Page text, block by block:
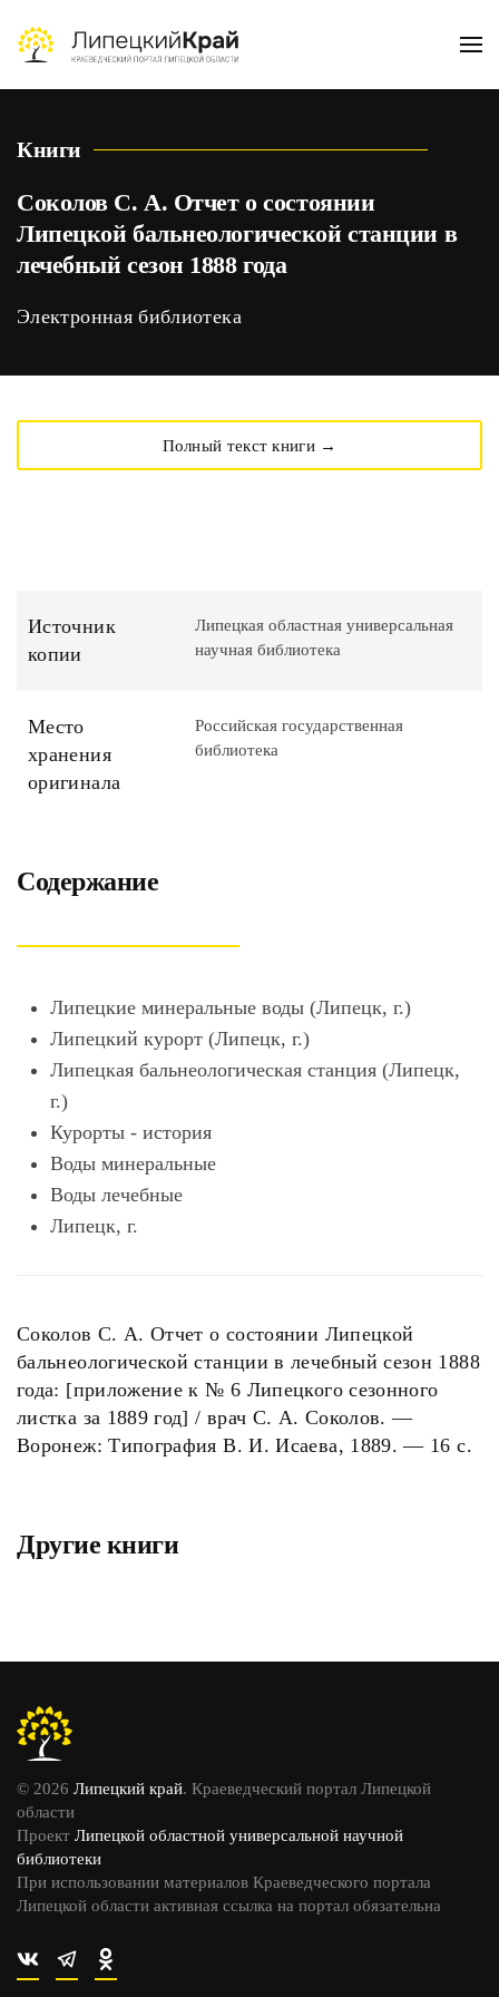
Skip to main content
Книги
Соколов С. А. Отчет о состоянии
Липецкой бальнеологической станции в
лечебный сезон 1888 года
Электронная библиотека
Полный текст книги →
Источник
копии
Липецкая областная универсальная
научная библиотека
Место
хранения
оригинала
Российская государственная
библиотека
Содержание
Липецкие минеральные воды (Липецк, г.)
Липецкий курорт (Липецк, г.)
Липецкая бальнеологическая станция (Липецк,
г.)
Курорты - история
Воды минеральные
Воды лечебные
Липецк, г.
Соколов С. А. Отчет о состоянии Липецкой
бальнеологической станции в лечебный сезон 1888
года: [приложение к № 6 Липецкого сезонного
листка за 1889 год] / врач С. А. Соколов. —
Воронеж: Типография В. И. Исаева, 1889. — 16 с.
Другие книги
© 2026 Липецкий край. Краеведческий портал Липецкой
области
Проект Липецкой областной универсальной научной
библиотеки
При использовании материалов Краеведческого портала
Липецкой области активная ссылка на портал обязательна